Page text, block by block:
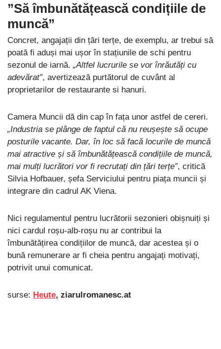
”Să îmbunătățească condițiile de
muncă”
Concret, angajații din țări terțe, de exemplu, ar trebui să
poată fi aduși mai ușor în stațiunile de schi pentru
sezonul de iarnă. „Altfel lucrurile se vor înrăutăți cu
adevărat”, avertizează purtătorul de cuvânt al
proprietarilor de restaurante si hanuri.
Camera Muncii dă din cap în fața unor astfel de cereri.
„Industria se plânge de faptul că nu reușește să ocupe
posturile vacante. Dar, în loc să facă locurile de muncă
mai atractive și să îmbunătățească condițiile de muncă,
mai mulți lucrători vor fi recrutați din țări terțe”, critică
Silvia Hofbauer, șefa Serviciului pentru piața muncii și
integrare din cadrul AK Viena.
Nici regulamentul pentru lucrătorii sezonieri obișnuiți și
nici cardul roșu-alb-roșu nu ar contribui la
îmbunătățirea condițiilor de muncă, dar acestea și o
bună remunerare ar fi cheia pentru angajați motivați,
potrivit unui comunicat.
surse: Heute, ziarulromanesc.at